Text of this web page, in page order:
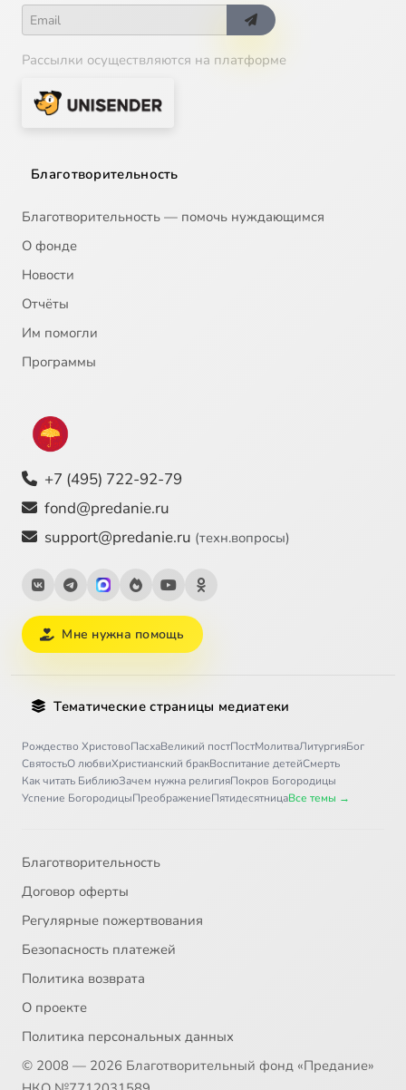
Рассылки осуществляются на платформе
Благотворительность
Благотворительность — помочь нуждающимся
О фонде
Новости
Отчёты
Им помогли
Программы
+7 (495) 722-92-79
fond@predanie.ru
support@predanie.ru (техн.вопросы)
Мне нужна помощь
Тематические страницы медиатеки
Рождество ХристовоПасхаВеликий постПостМолитваЛитургияБог
СвятостьО любвиХристианский бракВоспитание детейСмерть
Как читать БиблиюЗачем нужна религияПокров Богородицы
Успение БогородицыПреображениеПятидесятницаВсе темы →
Благотворительность
Договор оферты
Регулярные пожертвования
Безопасность платежей
Политика возврата
О проекте
Политика персональных данных
© 2008 — 2026 Благотворительный фонд «Предание»